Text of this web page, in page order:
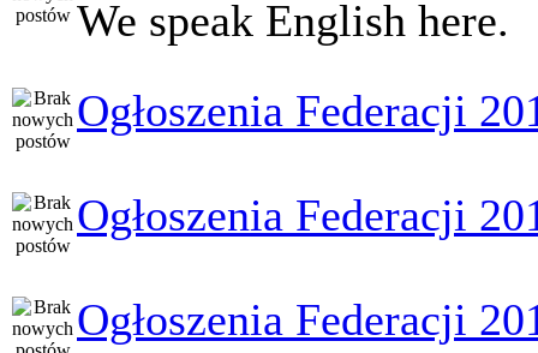
We speak English here.
Ogłoszenia Federacji
Ogłoszenia Federacji
Ogłoszenia Federacji